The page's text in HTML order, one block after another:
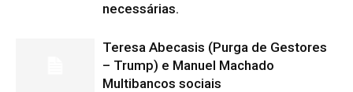
necessárias.
Teresa Abecasis (Purga de Gestores
– Trump) e Manuel Machado
Multibancos sociais